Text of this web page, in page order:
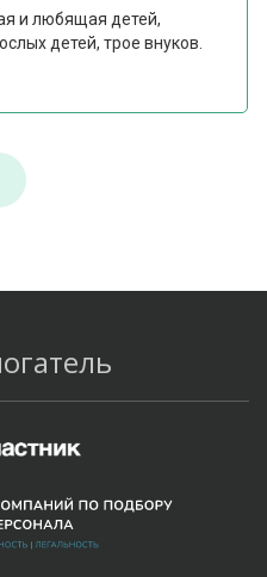
и любящая детей,
детей, трое внуков.